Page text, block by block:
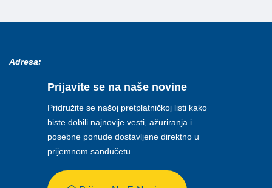
Adresa:
Prijavite se na naše novine
Pridružite se našoj pretplatničkoj listi kako
biste dobili najnovije vesti, ažuriranja i
posebne ponude dostavljene direktno u
prijemnom sandučetu